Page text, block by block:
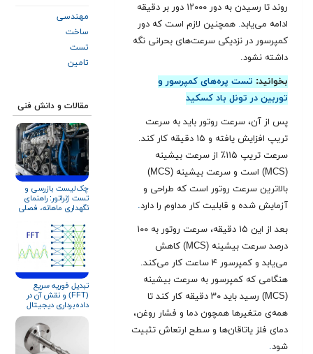
روند تا رسیدن به دور ۱۲۰۰۰ دور بر دقیقه
ادامه می‌یابد. همچنین لازم است که دور
کمپرسور در نزدیکی سرعت‌های بحرانی نگه
داشته نشود.
بخوانید: تست پره‌های کمپرسور و
توربین در تونل باد کسکید
پس از آن، سرعت روتور باید به سرعت
تریپ افزایش یافته و ۱۵ دقیقه کار کند.
سرعت تریپ ۱۱۵٪ از سرعت بیشینه
(MCS) است و سرعت بیشینه (MCS)
بالاترین سرعت روتور است که طراحی و
آزمایش شده و قابلیت کار مداوم را دارد.
بعد از این ۱۵ دقیقه، سرعت روتور به ۱۰۰
درصد سرعت بیشینه (MCS) کاهش
می‌یابد و کمپرسور ۴ ساعت کار می‌کند.
هنگامی که کمپرسور به سرعت بیشینه
(MCS) رسید باید ۳۰ دقیقه کار کند تا
همه‌ی متغیرها همچون دما و فشار روغن،
دمای فلز یاتاقان‌ها و سطح ارتعاش تثبیت
شود.
مهندسی
ساخت
تست
تامین
مقالات و دانش فنی
چک‌لیست بازرسی و
تست ژنراتور: راهنمای
نگهداری ماهانه، فصلی
تبدیل فوریه سریع
(FFT) و نقش آن در
داده‌برداری دیجیتال
(+دریافت مقاله